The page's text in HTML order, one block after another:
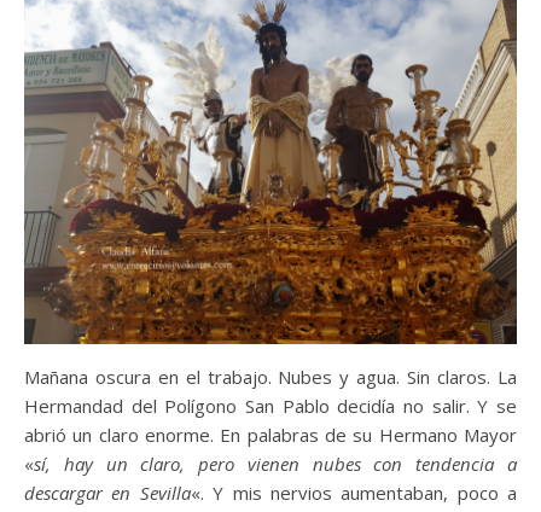
Mañana oscura en el trabajo. Nubes y agua. Sin claros. La
Hermandad del Polígono San Pablo decidía no salir. Y se
abrió un claro enorme. En palabras de su Hermano Mayor
«sí, hay un claro, pero vienen nubes con tendencia a
descargar en Sevilla«. Y mis nervios aumentaban, poco a